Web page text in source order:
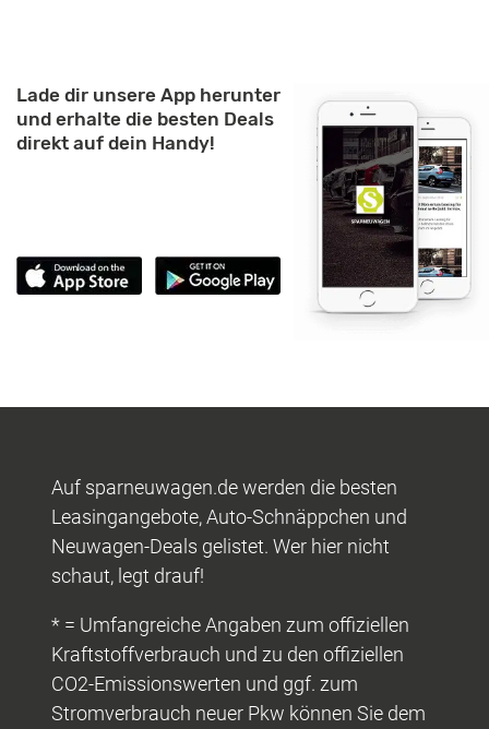
Lade dir unsere App herunter
und erhalte die besten Deals
direkt auf dein Handy!
Auf sparneuwagen.de werden die besten
Leasingangebote, Auto-Schnäppchen und
Neuwagen-Deals gelistet. Wer hier nicht
schaut, legt drauf!
* = Umfangreiche Angaben zum offiziellen
Kraftstoffverbrauch und zu den offiziellen
CO2-Emissionswerten und ggf. zum
Stromverbrauch neuer Pkw können Sie dem